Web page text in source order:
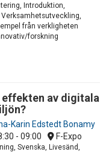
Introduktion,
från verkligheten
forskning
av digitala
Karin Edstedt Bonamy
- 09:00 F-Expo
Svenska, Livesänd,